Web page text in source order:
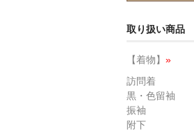
取り扱い商品
【着物】 »
訪問着
黒・色留袖
振袖
附下